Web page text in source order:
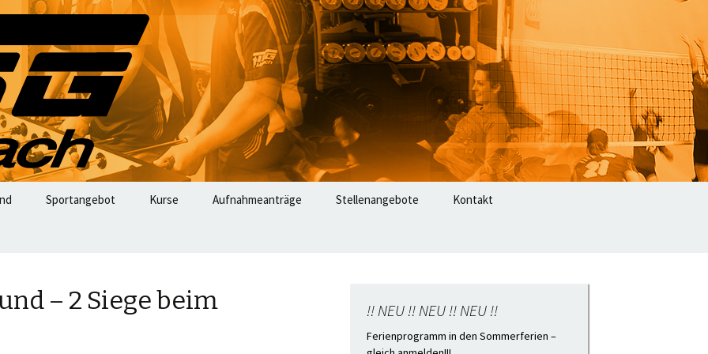
Sportangebot Kurse Aufnahmeanträge Stellenangebote Kontakt
– 2 Siege beim
!! NEU !! NEU !! NEU !!
Ferienprogramm in den Sommerferien –